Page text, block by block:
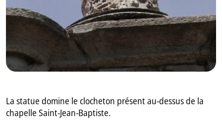
La statue domine le clocheton présent au-dessus de la
chapelle Saint-Jean-Baptiste.